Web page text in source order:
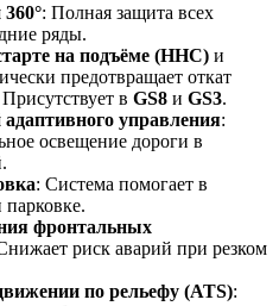
: Полная защита всех
ряды.
на подъёме (HHC) и
предотвращает откат
в GS8 и GS3.
управления:
освещение дороги в
: Система помогает в
фронтальных
риск аварий при резком
по рельефу (ATS):